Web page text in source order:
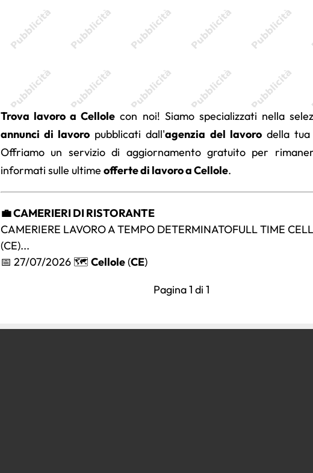
Trova lavoro a Cellole con noi! Siamo specializzati nella
annunci di lavoro pubblicati dall'agenzia del lavorodella tua
Offriamo un servizio di aggiornamento gratuito per
informati sulle ultime offerte di lavoro a Cellole.
💼 CAMERIERI DI RISTORANTE
CAMERIERE LAVORO A TEMPO DETERMINATOFULL TIME
(CE)...
📅 27/07/2026 🗺️ Cellole(CE)
Pagina 1 di 1